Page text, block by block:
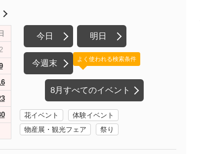
今日 明日
今週末
8月すべてのイベント
よく使われる検索条件
花イベント
体験イベント
物産展・観光フェア
祭り